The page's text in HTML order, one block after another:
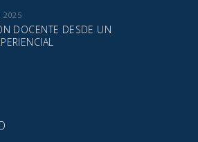
2025
DOCENTE DESDE UN